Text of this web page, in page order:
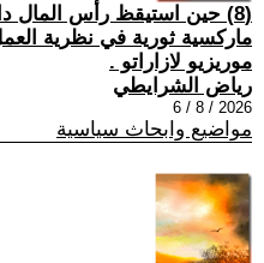
(8) حين استيقظ رأس المال
ماركسية ثورية في نظرية
موريزيو لازاراتو .
رياض الشرايطي
2026 / 8 / 6
مواضيع وابحاث سياسية